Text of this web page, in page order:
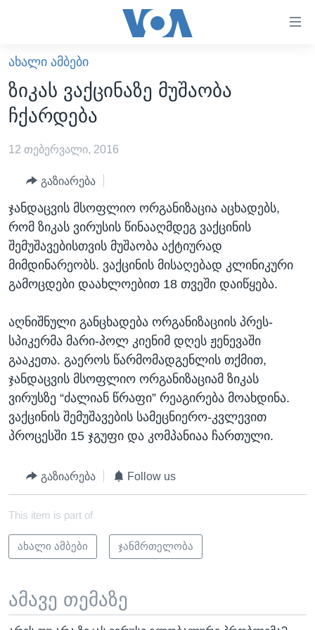
ხელმისაწვდომობისთვის
გადადით
მთავარზე
გადადით
მთავარ
გადადით
ძიებაზე
ᲐᲮᲐᲚᲘ ᲐᲛᲑᲔᲑᲘ
ᲡᲐᲥᲐᲠᲗᲕᲔᲚᲝ
ᲐᲨᲨ
ᲐᲨᲨ-ᲘᲡ ᲐᲠᲩᲔᲕᲜᲔᲑᲘ 2024
ᲛᲡᲝᲤᲚᲘᲝ
ᲕᲘᲓᲔᲝᲔᲑᲘ
ᲒᲐᲓᲐᲪᲔᲛᲔᲑᲘ
ᲕᲐᲨᲘᲜᲒᲢᲝᲜᲘ ᲓᲦᲔᲡ
ᲡᲢᲣᲓᲘᲐ ᲕᲐᲨᲘᲜᲒᲢᲝᲜᲘ
ᲡᲮᲕᲐ ᲡᲘᲐᲮᲚᲔᲔᲑᲘ
ᲔᲙᲝᲜᲝᲛᲘᲙᲐ
ᲯᲐᲜᲛᲠᲗᲔᲚᲝᲑᲐ
ᲛᲔᲪᲜᲘᲔᲠᲔᲑᲐ
ᲘᲜᲢᲔᲠᲕᲘᲣ
ᲙᲣᲚᲢᲣᲠᲐ
ᲓᲔᲖᲘᲜᲤᲝᲠᲛᲐᲪᲘᲐ
Learning English
ᲗᲕᲐᲚᲘ ᲒᲕᲐᲓᲔᲕᲜᲔᲗ
ენები
ᲐᲮᲐᲚᲘ ᲐᲛᲑᲔᲑᲘ
ზიკას ვაქცინაზე მუშაობა
ჩქარდება
12 თებერვალი, 2016
გაზიარება
ჯანდაცვის მსოფლიო ორგანიზაცია აცხადებს,
რომ ზიკას ვირუსის წინააღმდეგ ვაქცინის
შემუშავებისთვის მუშაობა აქტიურად
მიმდინარეობს. ვაქცინის მისაღებად კლინიკური
გამოცდები დაახლოებით 18 თვეში დაიწყება.
აღნიშნული განცხადება ორგანიზაციის პრეს-
სპიკერმა მარი-პოლ კიენიმ დღეს ჟენევაში
გააკეთა. გაეროს წარმომადგენლის თქმით,
ჯანდაცვის მსოფლიო ორგანიზაციამ ზიკას
ვირუსზე “ძალიან წრაფი” რეაგირება მოახდინა.
ვაქცინის შემუშავების სამეცნიერო-კვლევით
პროცესში 15 ჯგუფი და კომპანიაა ჩართული.
გაზიარება Follow us
This item is part of
ახალი ამბები ჯანმრთელობა
ამავე თემაზე